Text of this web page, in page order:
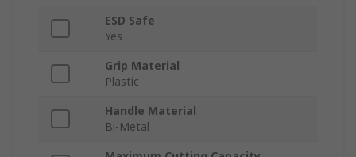
ESD Safe
Yes
Grip Material
Plastic
Handle Material
Bi-Metal